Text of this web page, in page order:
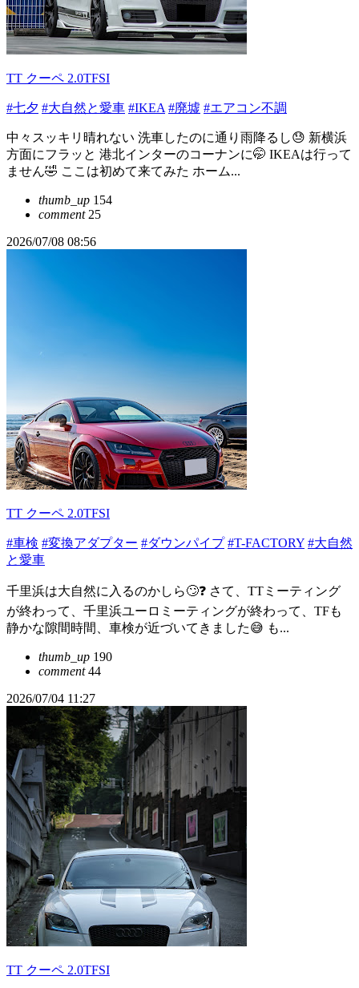
TT クーペ 2.0TFSI
#七夕 #大自然と愛車 #IKEA #廃墟 #エアコン不調
中々スッキリ晴れない 洗車したのに通り雨降るし😓 新横浜
方面にフラッと 港北インターのコーナンに🤭 IKEAは行って
ません🤣 ここは初めて来てみた ホーム...
thumb_up 154
comment25
2026/07/08 08:56
TT クーペ 2.0TFSI
#車検 #変換アダプター #ダウンパイプ #T-FACTORY #大自然
と愛車
千里浜は大自然に入るのかしら🙄❓ さて、TTミーティング
が終わって、千里浜ユーロミーティングが終わって、TFも
静かな隙間時間、車検が近づいてきました😅 も...
thumb_up 190
comment44
2026/07/04 11:27
TT クーペ 2.0TFSI